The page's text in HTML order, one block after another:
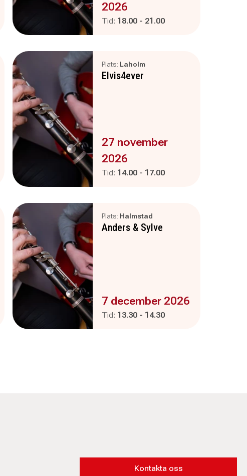
2026
Tid: Pågår mellan
18.00 - och
21.00
Plats: Laholm
Elvis4ever
Evenemanget är :
27 november
2026
Tid: Pågår mellan
14.00 - och
17.00
Plats: Halmstad
Anders & Sylve
Evenemanget är :
7 december 2026
Tid: Pågår mellan
13.30 - och
14.30
Kontakta oss